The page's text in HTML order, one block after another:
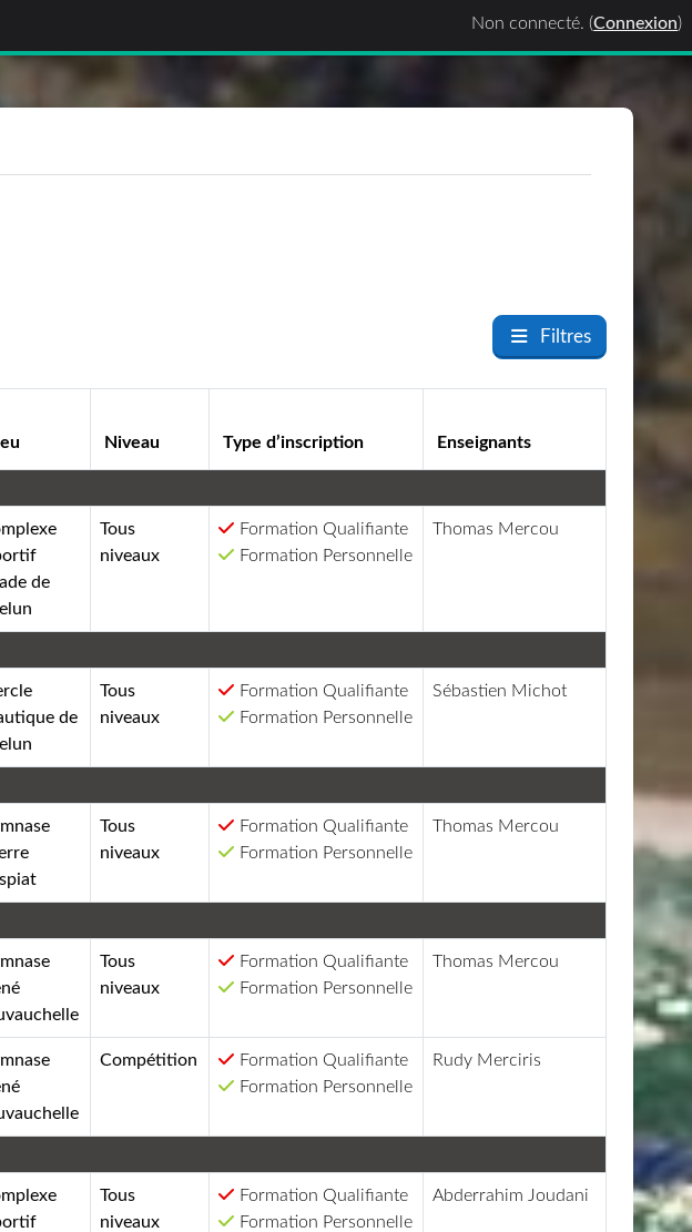
Non connecté. (Connexion)
Filtres
Niveau Type d’inscription Enseignants
de
Tous
niveaux
Formation Qualifiante
Formation Personnelle
Thomas Mercou
de
Tous
niveaux
Formation Qualifiante
Formation Personnelle
Sébastien Michot
Tous
niveaux
Formation Qualifiante
Formation Personnelle
Thomas Mercou
Tous
niveaux
Formation Qualifiante
Formation Personnelle
Thomas Mercou
Compétition
Formation Qualifiante
Formation Personnelle
Rudy Merciris
Tous
niveaux
Formation Qualifiante
Formation Personnelle
Abderrahim Joudani